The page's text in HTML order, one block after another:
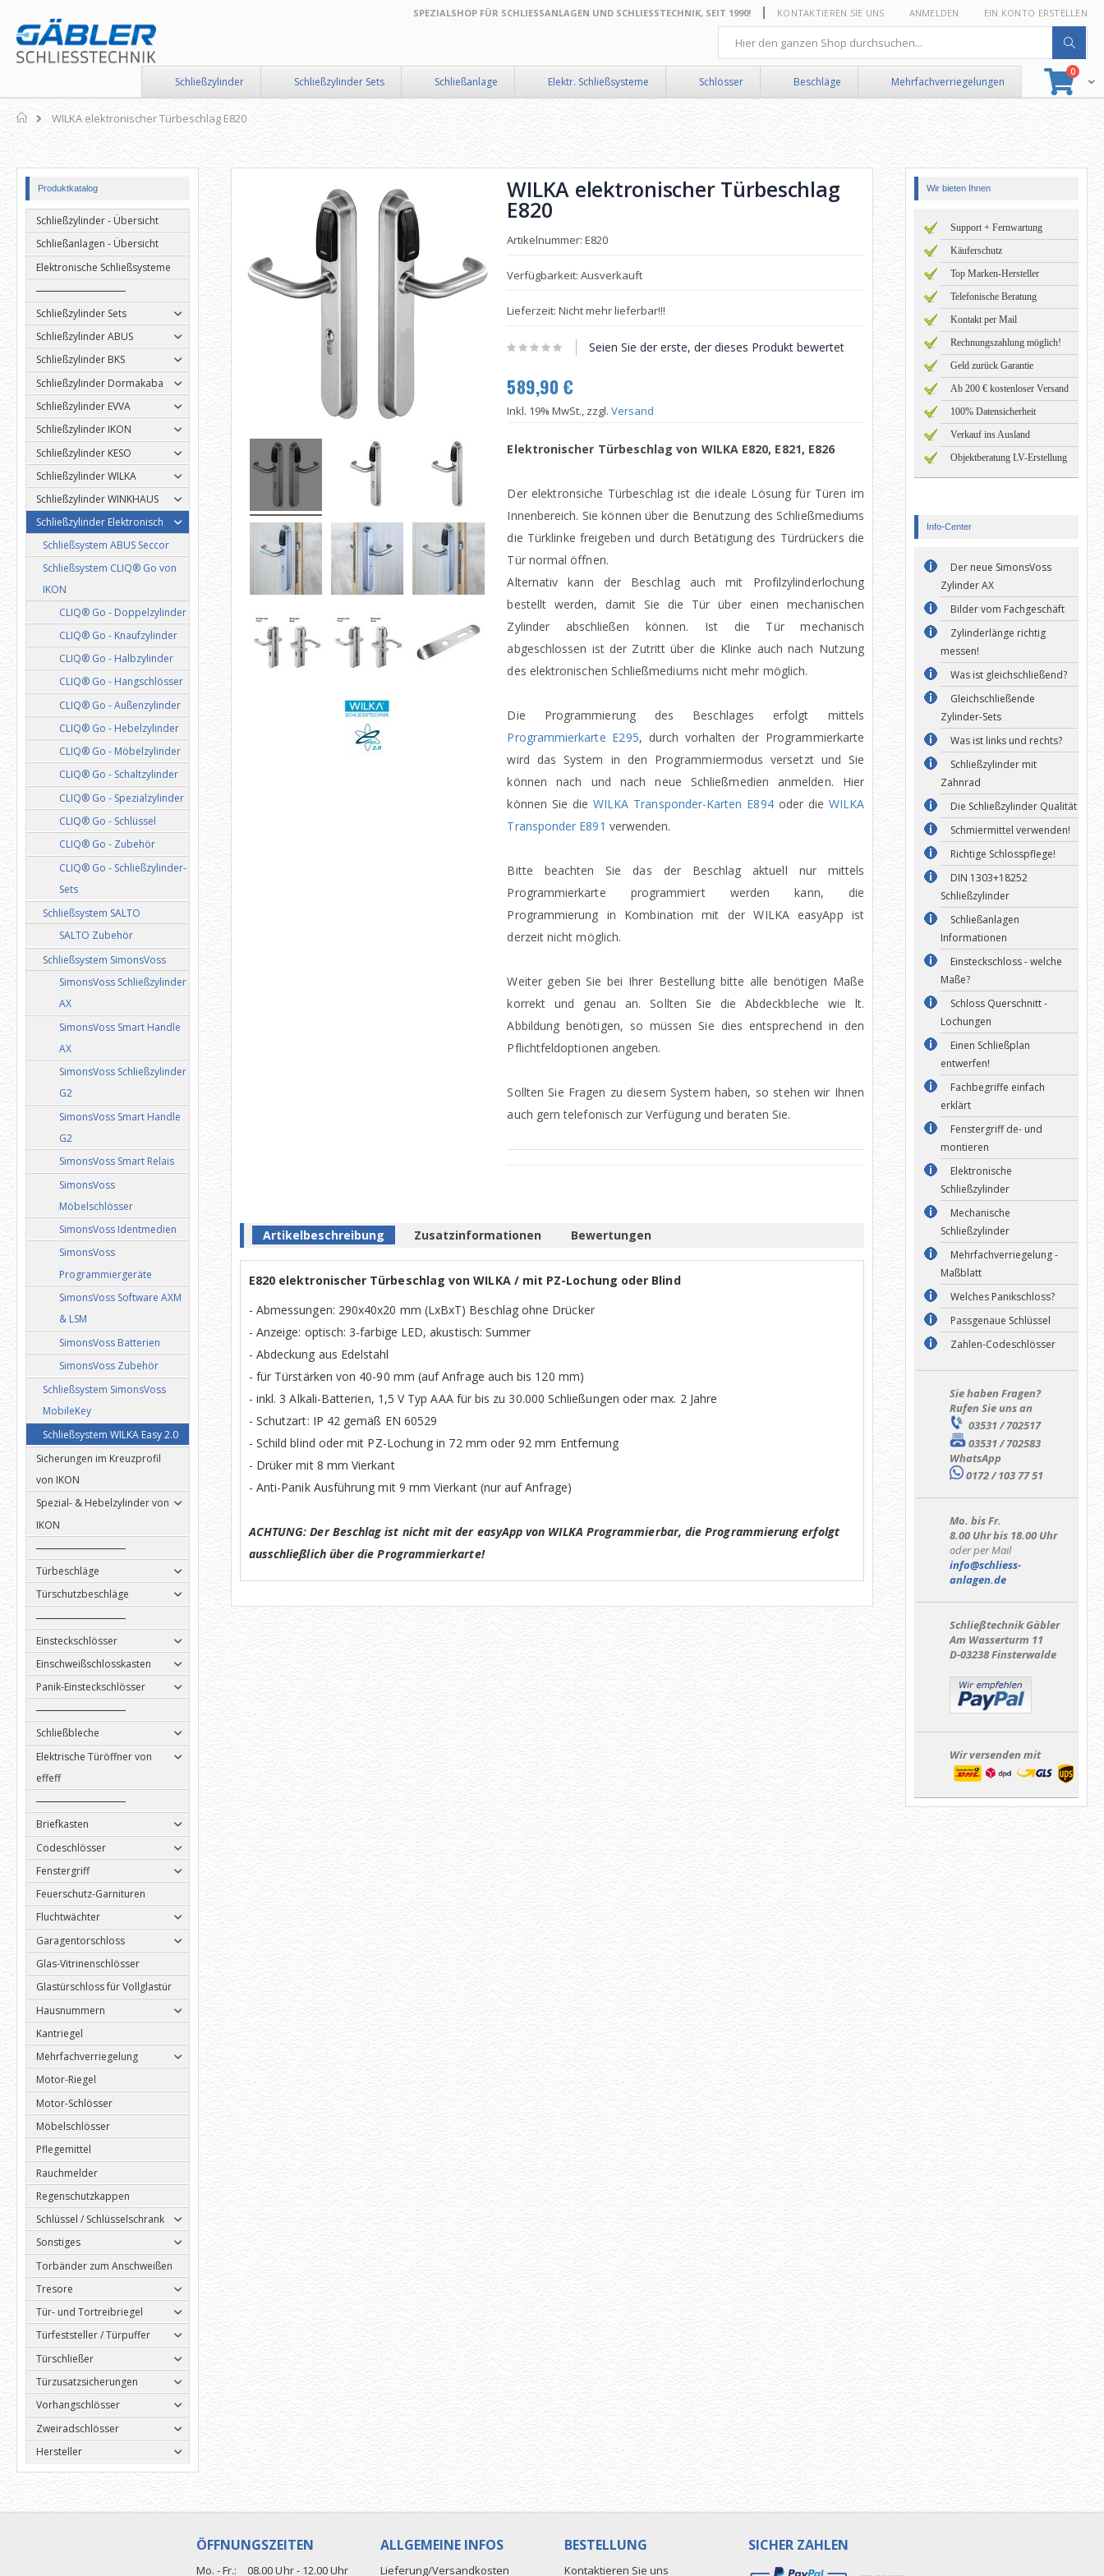
zum
Inhalt
SPEZIALSHOP FÜR SCHLIESSANLAGEN UND SCHLIESSTECHNIK, SEIT 1990! KONTAKTIEREN SIE UNS ANMELDEN EIN KONTO ERSTELLEN
0Artikel
Suche
Suche
Schließzylinder Schließzylinder Sets Schließanlage Elektr. Schließsysteme Schlösser Beschläge Mehrfachverriegelungen
Home
WILKA elektronischer Türbeschlag E820
WILKA elektronischer Türbeschlag
E820
Artikelnummer: E820
Verfügbarkeit: Ausverkauft
Lieferzeit: Nicht mehr lieferbar!!!
Seien Sie der erste, der dieses Produkt bewertet
589,90 €
Inkl. 19% MwSt., zzgl.Versand
Elektronischer Türbeschlag von WILKA E820, E821, E826
Der elektronsiche Türbeschlag ist die ideale Lösung für Türen im
Innenbereich. Sie können über die Benutzung des Schließmediums
die Türklinke freigeben und durch Betätigung des Türdrückers die
Tür normal öffnen.
Alternativ kann der Beschlag auch mit Profilzylinderlochung
bestellt werden, damit Sie die Tür über einen mechanischen
Zylinder abschließen können. Ist die Tür mechanisch
abgeschlossen ist der Zutritt über die Klinke auch nach Nutzung
des elektronischen Schließmediums nicht mehr möglich.
Die Programmierung des Beschlages erfolgt mittels
Programmierkarte E295, durch vorhalten der Programmierkarte
wird das System in den Programmiermodus versetzt und Sie
können nach und nach neue Schließmedien anmelden. Hier
können Sie die WILKA Transponder-Karten E894oder die WILKA
Transponder E891 verwenden.
Bitte beachten Sie das der Beschlag aktuell nur mittels
Programmierkarte programmiert werden kann, die
Programmierung in Kombination mit der WILKA easyApp ist
derzeit nicht möglich.
Weiter geben Sie bei Ihrer Bestellung bitte alle benötigen Maße
korrekt und genau an. Sollten Sie die Abdeckbleche wie lt.
Abbildung benötigen, so müssen Sie dies entsprechend in den
Pflichtfeldoptionen angeben.
Sollten Sie Fragen zu diesem System haben, so stehen wir Ihnen
auch gern telefonisch zur Verfügung und beraten Sie.
Artikelbeschreibung
E820 elektronischer Türbeschlag von WILKA / mit PZ-Lochung oder Blind
- Abmessungen: 290x40x20 mm (LxBxT) Beschlag ohne Drücker
- Anzeige: optisch: 3-farbige LED, akustisch: Summer
- Abdeckung aus Edelstahl
- für Türstärken von 40-90 mm (auf Anfrage auch bis 120 mm)
- inkl. 3 Alkali-Batterien, 1,5 V Typ AAA für bis zu 30.000 Schließungen oder max. 2 Jahre
- Schutzart: IP 42 gemäß EN 60529
- Schild blind oder mit PZ-Lochung in 72 mm oder 92 mm Entfernung
- Drüker mit 8 mm Vierkant
- Anti-Panik Ausführung mit 9 mm Vierkant (nur auf Anfrage)
ACHTUNG: Der Beschlag ist nicht mit der easyApp von WILKA Programmierbar, die Programmierung erfolgt
ausschließlich über die Programmierkarte!
Zusatzinformationen Bewertungen
Produktkatalog
Schließzylinder - Übersicht
Schließanlagen - Übersicht
Elektronische Schließsysteme
Schließzylinder Sets
Schließzylinder ABUS
Schließzylinder BKS
Schließzylinder Dormakaba
Schließzylinder EVVA
Schließzylinder IKON
Schließzylinder KESO
Schließzylinder WILKA
Schließzylinder WINKHAUS
Schließzylinder Elektronisch
Schließsystem ABUS Seccor
Schließsystem CLIQ® Go von
IKON
CLIQ® Go - Doppelzylinder
CLIQ® Go - Knaufzylinder
CLIQ® Go - Halbzylinder
CLIQ® Go - Hangschlösser
CLIQ® Go - Außenzylinder
CLIQ® Go - Hebelzylinder
CLIQ® Go - Möbelzylinder
CLIQ® Go - Schaltzylinder
CLIQ® Go - Spezialzylinder
CLIQ® Go - Schlüssel
CLIQ® Go - Zubehör
CLIQ® Go - Schließzylinder-
Sets
Schließsystem SALTO
SALTO Zubehör
Schließsystem SimonsVoss
SimonsVoss Schließzylinder
AX
SimonsVoss Smart Handle
AX
SimonsVoss Schließzylinder
G2
SimonsVoss Smart Handle
G2
SimonsVoss Smart Relais
SimonsVoss
Möbelschlösser
SimonsVoss Identmedien
SimonsVoss
Programmiergeräte
SimonsVoss Software AXM
& LSM
SimonsVoss Batterien
SimonsVoss Zubehör
Schließsystem SimonsVoss
MobileKey
Schließsystem WILKA Easy 2.0
Sicherungen im Kreuzprofil
von IKON
Spezial- & Hebelzylinder von
IKON
Türbeschläge
Türschutzbeschläge
Einsteckschlösser
Einschweißschlosskasten
Panik-Einsteckschlösser
Schließbleche
Elektrische Türöffner von
effeff
Briefkasten
Codeschlösser
Fenstergriff
Feuerschutz-Garnituren
Fluchtwächter
Garagentorschloss
Glas-Vitrinenschlösser
Glastürschloss für Vollglastür
Hausnummern
Kantriegel
Mehrfachverriegelung
Motor-Riegel
Motor-Schlösser
Möbelschlösser
Pflegemittel
Rauchmelder
Regenschutzkappen
Schlüssel / Schlüsselschrank
Sonstiges
Torbänder zum Anschweißen
Tresore
Tür- und Tortreibriegel
Türfeststeller / Türpuffer
Türschließer
Türzusatzsicherungen
Vorhangschlösser
Zweiradschlösser
Hersteller
Wir bieten Ihnen
Support + Fernwartung
Käuferschutz
Top Marken-Hersteller
Telefonische Beratung
Kontakt per Mail
Rechnungszahlung möglich!
Geld zurück Garantie
Ab 200 € kostenloser Versand
100% Datensicherheit
Verkauf ins Ausland
Objektberatung LV-Erstellung
Info-Center
Der neue SimonsVoss
Zylinder AX
Bilder vom Fachgeschäft
Zylinderlänge richtig
messen!
Was ist gleichschließend?
Gleichschließende
Zylinder-Sets
Was ist links und rechts?
Schließzylinder mit
Zahnrad
Die Schließzylinder Qualität
Schmiermittel verwenden!
Richtige Schlosspflege!
DIN 1303+18252
Schließzylinder
Schließanlagen
Informationen
Einsteckschloss - welche
Maße?
Schloss Querschnitt -
Lochungen
Einen Schließplan
entwerfen!
Fachbegriffe einfach
erklärt
Fenstergriff de- und
montieren
Elektronische
Schließzylinder
Mechanische
Schließzylinder
Mehrfachverriegelung -
Maßblatt
Welches Panikschloss?
Passgenaue Schlüssel
Zahlen-Codeschlösser
Sie haben Fragen?
Rufen Sie uns an
03531 / 702517
03531 / 702583
WhatsApp
0172 / 103 77 51
Mo. bis Fr.
8.00 Uhr bis 18.00 Uhr
oder per Mail
info@schliess-
anlagen.de
Schließtechnik Gäbler
Am Wasserturm 11
D-03238 Finsterwalde
Wir versenden mit
ÖFFNUNGSZEITEN
Mo. - Fr.: 08.00 Uhr - 12.00 Uhr
ALLGEMEINE INFOS
Lieferung/Versandkosten
BESTELLUNG
Kontaktieren Sie uns
SICHER ZAHLEN